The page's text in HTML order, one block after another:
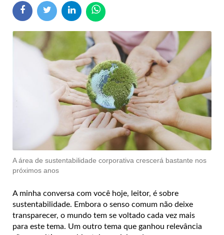
A área de sustentabilidade corporativa crescerá bastante nos
próximos anos
A minha conversa com você hoje, leitor, é sobre
sustentabilidade. Embora o senso comum não deixe
transparecer, o mundo tem se voltado cada vez mais
para este tema. Um outro tema que ganhou relevância